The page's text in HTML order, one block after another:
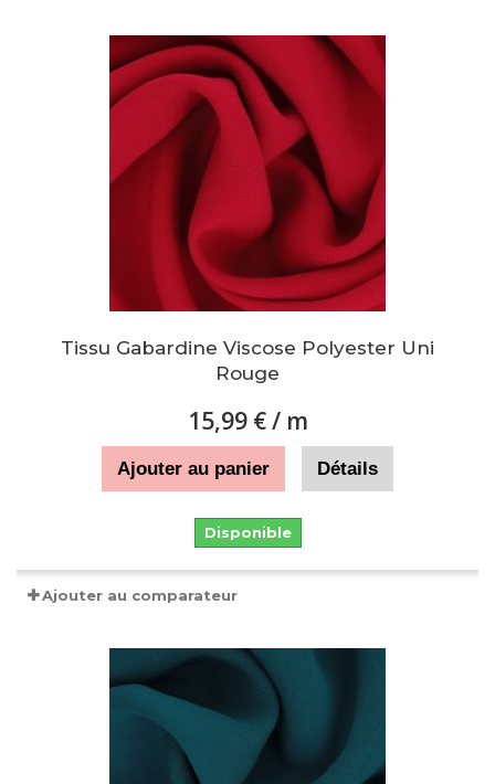
Tissu Gabardine Viscose Polyester Uni
Rouge
15,99 €/ m
Ajouter au panier Détails
Disponible
Ajouter au comparateur